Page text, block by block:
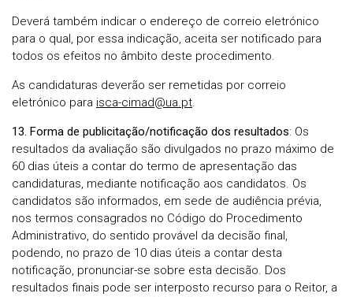
Deverá também indicar o endereço de correio eletrónico
para o qual, por essa indicação, aceita ser notificado para
todos os efeitos no âmbito deste procedimento.
As candidaturas deverão ser remetidas por correio
eletrónico para isca-cimad@ua.pt.
13. Forma de publicitação/notificação dos resultados: Os
resultados da avaliação são divulgados no prazo máximo de
60 dias úteis a contar do termo de apresentação das
candidaturas, mediante notificação aos candidatos. Os
candidatos são informados, em sede de audiência prévia,
nos termos consagrados no Código do Procedimento
Administrativo, do sentido provável da decisão final,
podendo, no prazo de 10 dias úteis a contar desta
notificação, pronunciar-se sobre esta decisão. Dos
resultados finais pode ser interposto recurso para o Reitor, a